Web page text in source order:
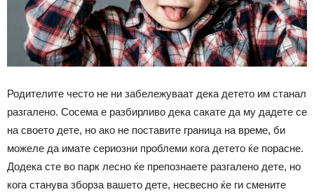
Родителите често не ни забележуваат дека детето им станал
разгалено. Сосема е разбирливо дека сакате да му дадете се
на своето дете, но ако не поставите граница на време, би
можеле да имате сериозни проблеми кога детето ќе порасне.
Додека сте во парк лесно ќе препознаете разгалено дете, но
кога станува зборза вашето дете, несвесно ќе ги смените